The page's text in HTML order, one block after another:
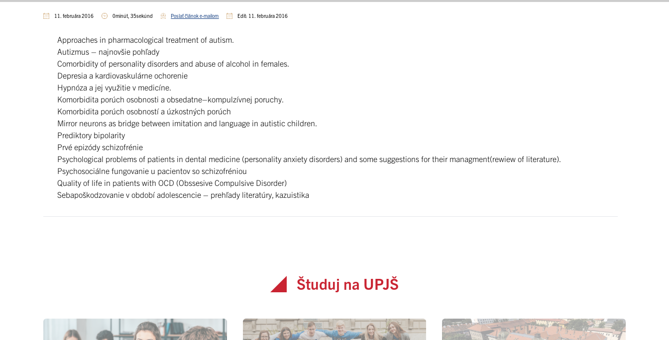
11. februára 2016 0minút, 35sekúnd Poslať článok e-mailom Edit: 11. februára 2016
Approaches in pharmacological treatment of autism.
Autizmus – najnovšie pohľady
Comorbidity of personality disorders and abuse of alcohol in females.
Depresia a kardiovaskulárne ochorenie
Hypnóza a jej využitie v medicíne.
Komorbidita porúch osobnosti a obsedatne–kompulzívnej poruchy.
Komorbidita porúch osobností a úzkostných porúch
Mirror neurons as bridge between imitation and language in autistic children.
Prediktory bipolarity
Prvé epizódy schizofrénie
Psychological problems of patients in dental medicine (personality anxiety disorders) and some suggestions for their managment(rewiew of literature).
Psychosociálne fungovanie u pacientov so schizofréniou
Quality of life in patients with OCD (Obssesive Compulsive Disorder)
Sebapoškodzovanie v období adolescencie – prehľady literatúry, kazuistika
Študuj na UPJŠ